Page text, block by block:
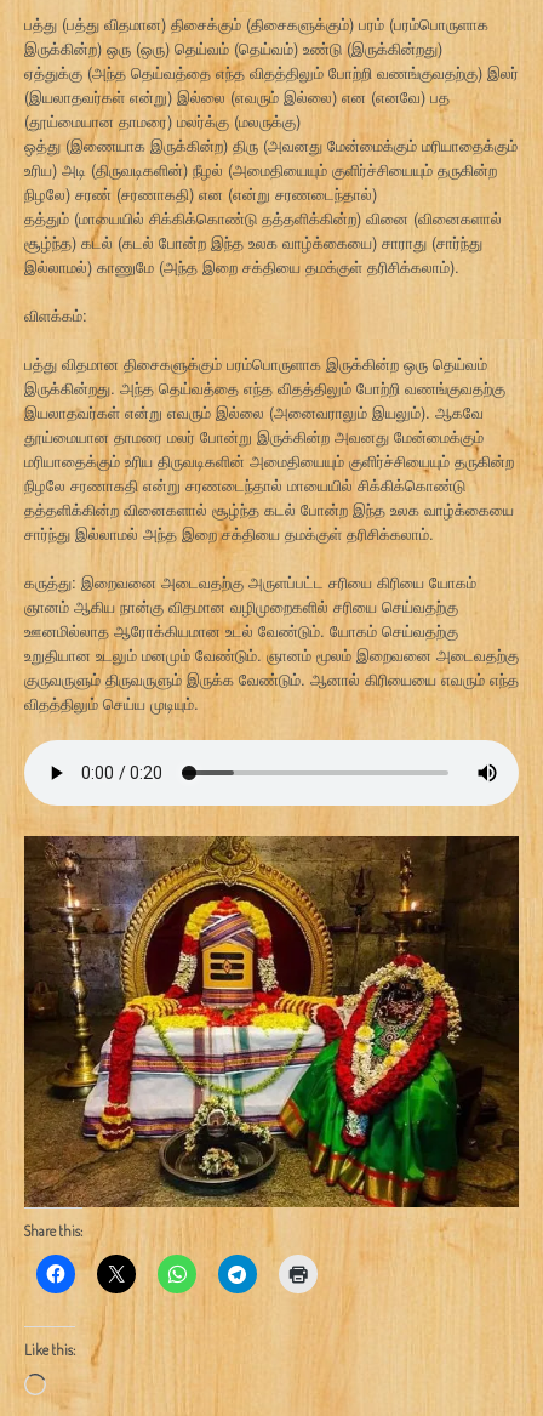
பத்து (பத்து விதமான) திசைக்கும் (திசைகளுக்கும்) பரம் (பரம்பொருளாக
இருக்கின்ற) ஒரு (ஒரு) தெய்வம் (தெய்வம்) உண்டு (இருக்கின்றது)
ஏத்துக்கு (அந்த தெய்வத்தை எந்த விதத்திலும் போற்றி வணங்குவதற்கு) இலர்
(இயலாதவர்கள் என்று) இல்லை (எவரும் இல்லை) என (எனவே) பத
(தூய்மையான தாமரை) மலர்க்கு (மலருக்கு)
ஒத்து (இணையாக இருக்கின்ற) திரு (அவனது மேன்மைக்கும் மரியாதைக்கும்
உரிய) அடி (திருவடிகளின்) நீழல் (அமைதியையும் குளிர்ச்சியையும் தருகின்ற
நிழலே) சரண் (சரணாகதி) என (என்று சரணடைந்தால்)
தத்தும் (மாயையில் சிக்கிக்கொண்டு தத்தளிக்கின்ற) வினை (வினைகளால்
சூழ்ந்த) கடல் (கடல் போன்ற இந்த உலக வாழ்க்கையை) சாராது (சார்ந்து
இல்லாமல்) காணுமே (அந்த இறை சக்தியை தமக்குள் தரிசிக்கலாம்).
விளக்கம்:
பத்து விதமான திசைகளுக்கும் பரம்பொருளாக இருக்கின்ற ஒரு தெய்வம்
இருக்கின்றது. அந்த தெய்வத்தை எந்த விதத்திலும் போற்றி வணங்குவதற்கு
இயலாதவர்கள் என்று எவரும் இல்லை (அனைவராலும் இயலும்). ஆகவே
தூய்மையான தாமரை மலர் போன்று இருக்கின்ற அவனது மேன்மைக்கும்
மரியாதைக்கும் உரிய திருவடிகளின் அமைதியையும் குளிர்ச்சியையும் தருகின்ற
நிழலே சரணாகதி என்று சரணடைந்தால் மாயையில் சிக்கிக்கொண்டு
தத்தளிக்கின்ற வினைகளால் சூழ்ந்த கடல் போன்ற இந்த உலக வாழ்க்கையை
சார்ந்து இல்லாமல் அந்த இறை சக்தியை தமக்குள் தரிசிக்கலாம்.
கருத்து: இறைவனை அடைவதற்கு அருளப்பட்ட சரியை கிரியை யோகம்
ஞானம் ஆகிய நான்கு விதமான வழிமுறைகளில் சரியை செய்வதற்கு
ஊனமில்லாத ஆரோக்கியமான உடல் வேண்டும். யோகம் செய்வதற்கு
உறுதியான உடலும் மனமும் வேண்டும். ஞானம் மூலம் இறைவனை அடைவதற்கு
குருவருளும் திருவருளும் இருக்க வேண்டும். ஆனால் கிரியையை எவரும் எந்த
விதத்திலும் செய்ய முடியும்.
Share this:
Like this:
Loading…